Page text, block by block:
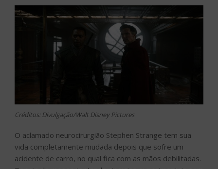
Créditos: Divulgação/Walt Disney Pictures
O aclamado neurocirurgião Stephen Strange tem sua
vida completamente mudada depois que sofre um
acidente de carro, no qual fica com as mãos debilitadas.